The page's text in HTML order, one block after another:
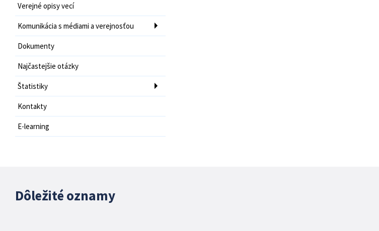
Verejné opisy vecí
Komunikácia s médiami a verejnosťou
Dokumenty
Najčastejšie otázky
Štatistiky
Kontakty
E-learning
Dôležité oznamy